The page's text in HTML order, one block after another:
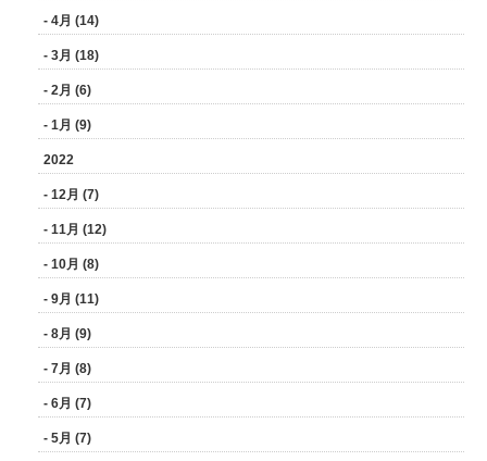
- 4月 (14)
- 3月 (18)
- 2月 (6)
- 1月 (9)
2022
- 12月 (7)
- 11月 (12)
- 10月 (8)
- 9月 (11)
- 8月 (9)
- 7月 (8)
- 6月 (7)
- 5月 (7)